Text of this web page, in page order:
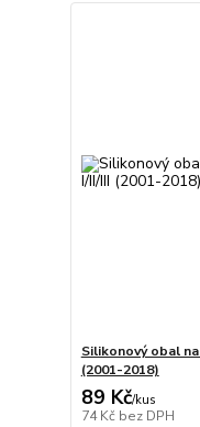
Silikonový obal
(2001-2018)
89 Kč/kus
74 Kč bez DPH